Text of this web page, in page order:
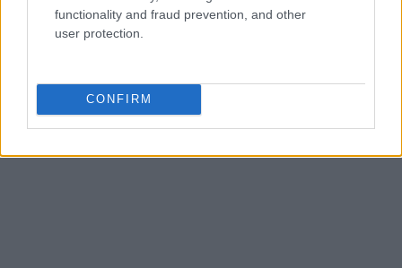
functionality and fraud prevention, and other
user protection.
CONFIRM